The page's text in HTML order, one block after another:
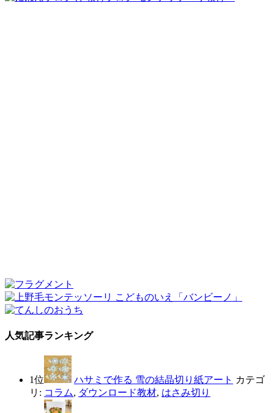
人気記事ランキング
1位 ハサミで作る 雪の結晶切り紙アート カテゴ
リ: コラム, ダウンロード教材, はさみ切り